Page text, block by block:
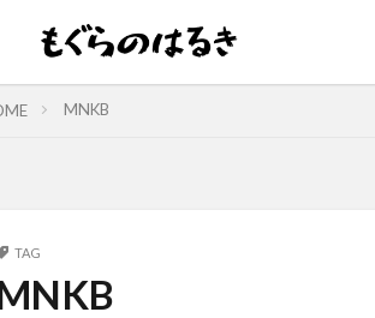
MNKB
TAG